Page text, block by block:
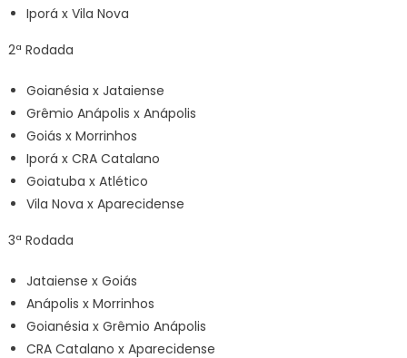
Iporá x Vila Nova
2ª Rodada
Goianésia x Jataiense
Grêmio Anápolis x Anápolis
Goiás x Morrinhos
Iporá x CRA Catalano
Goiatuba x Atlético
Vila Nova x Aparecidense
3ª Rodada
Jataiense x Goiás
Anápolis x Morrinhos
Goianésia x Grêmio Anápolis
CRA Catalano x Aparecidense